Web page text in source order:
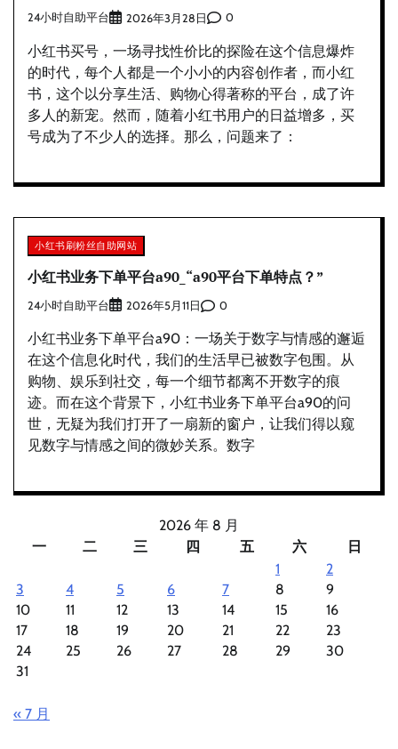
24小时自助平台 2026年3月28日 0
小红书买号，一场寻找性价比的探险在这个信息爆炸
的时代，每个人都是一个小小的内容创作者，而小红
书，这个以分享生活、购物心得著称的平台，成了许
多人的新宠。然而，随着小红书用户的日益增多，买
号成为了不少人的选择。那么，问题来了：
小红书刷粉丝自助网站
小红书业务下单平台a90_“a90平台下单特点？”
24小时自助平台 2026年5月11日 0
小红书业务下单平台a90：一场关于数字与情感的邂逅
在这个信息化时代，我们的生活早已被数字包围。从
购物、娱乐到社交，每一个细节都离不开数字的痕
迹。而在这个背景下，小红书业务下单平台a90的问
世，无疑为我们打开了一扇新的窗户，让我们得以窥
见数字与情感之间的微妙关系。数字
2026 年 8 月
一
二 三 四 五 六
日
1
2
3
4 5 6 7 8
9
10
11 12 13 14 15
16
17
18 19 20 21 22
23
24
25 26 27 28 29
30
31
« 7 月